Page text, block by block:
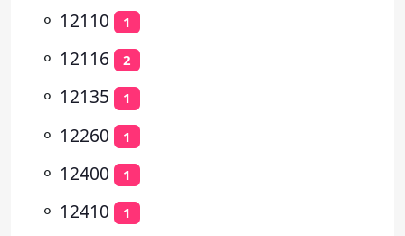
⚬ 12110 1
⚬ 12116 2
⚬ 12135 1
⚬ 12260 1
⚬ 12400 1
⚬ 12410 1